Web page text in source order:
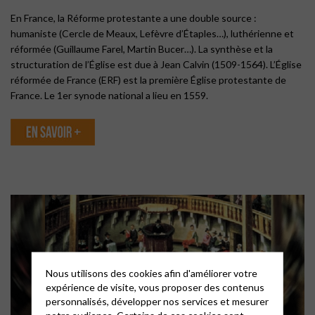
En France, la Réforme protestante a une double source :
humaniste (Cercle de Meaux, Lefèvre d’Étaples…), luthérienne et
réformée (Guillaume Farel, Martin Bucer…). La synthèse et la
structuration de l’Église est due à Jean Calvin (1509-1564). L’Église
réformée de France (ERF) est la première Église protestante de
France. Le 1er synode national a lieu en 1559.
Nous utilisons des cookies afin d'améliorer votre
expérience de visite, vous proposer des contenus
personnalisés, développer nos services et mesurer